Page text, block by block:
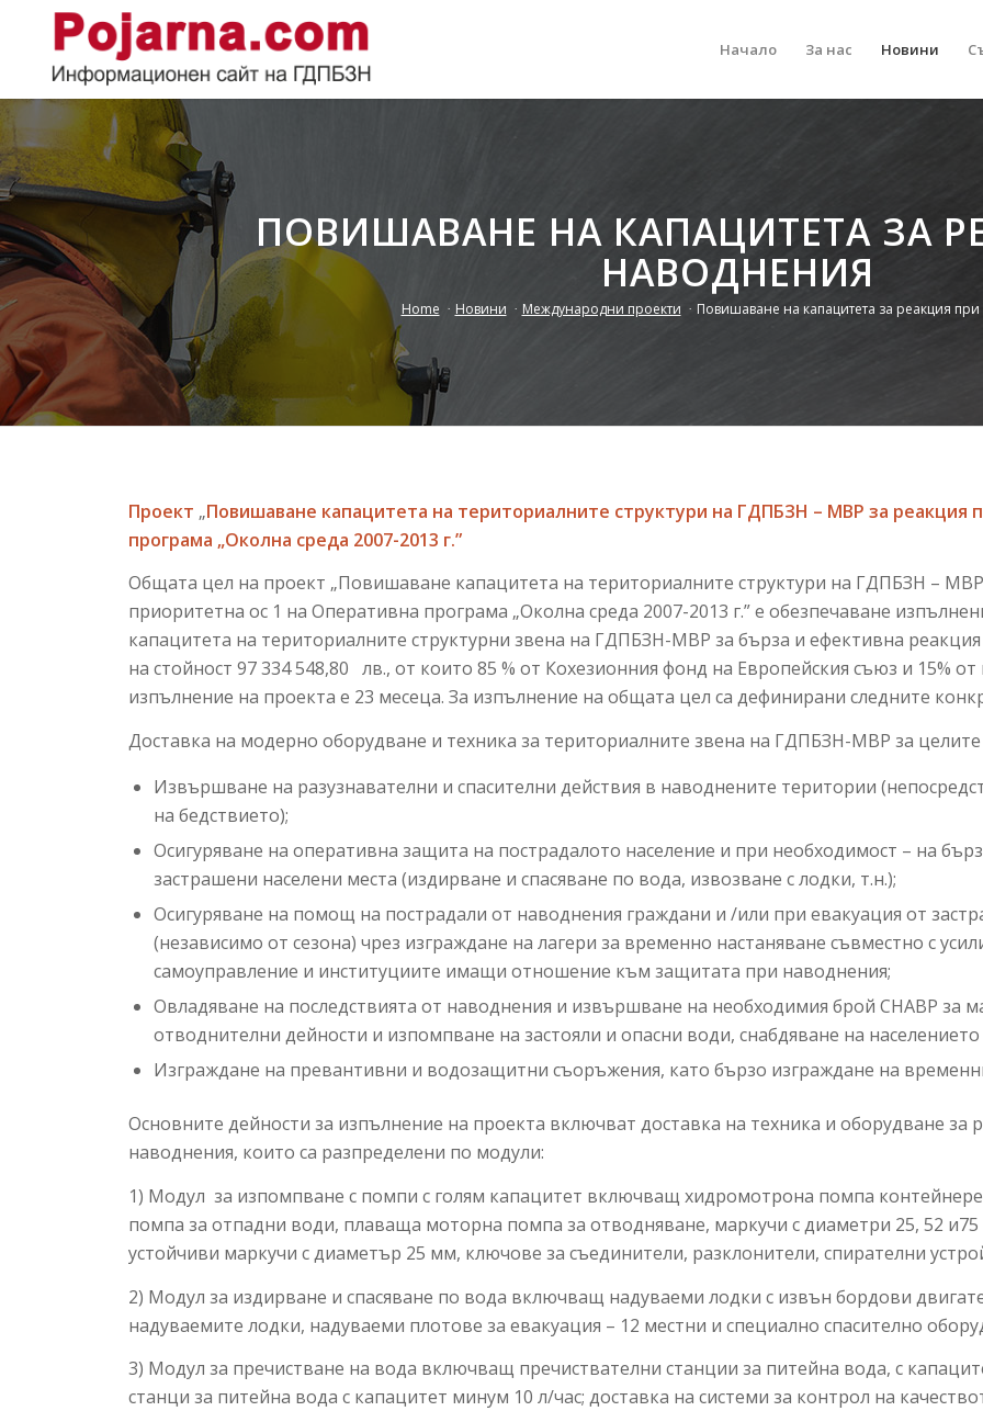
Начало За нас Новини
ПОВИШАВАНЕ НА КАПАЦИТЕТА ЗА
НАВОДНЕНИЯ
Home / Новини / Международни проекти / Повишаване на капацитета за реакция
Проект „Повишаване капацитета на териториалните структури на ГДПБЗН – МВР за реакция
програма „Околна среда 2007-2013 г.”
Общата цел на проект „Повишаване капацитета на териториалните структури на ГДПБЗН –
приоритетна ос 1 на Оперативна програма „Околна среда 2007-2013 г.” е обезпечаване
капацитета на териториалните структурни звена на ГДПБЗН-МВР за бърза и ефективна
на стойност 97 334 548,80 лв., от които 85 % от Кохезионния фонд на Европейския съюз и 15%
изпълнение на проекта е 23 месеца. За изпълнение на общата цел са дефинирани следните
Доставка на модерно оборудване и техника за териториалните звена на ГДПБЗН-МВР за целите
Извършване на разузнавателни и спасителни действия в наводнените територии
на бедствието);
Осигуряване на оперативна защита на пострадалото население и при необходимост – на
застрашени населени места (издирване и спасяване по вода, извозване с лодки, т.н.);
Осигуряване на помощ на пострадали от наводнения граждани и /или при евакуация от
(независимо от сезона) чрез изграждане на лагери за временно настаняване съвместно с
самоуправление и институциите имащи отношение към защитата при наводнения;
Овладяване на последствията от наводнения и извършване на необходимия брой СНАВР за
отводнителни дейности и изпомпване на застояли и опасни води, снабдяване на
Изграждане на превантивни и водозащитни съоръжения, като бързо изграждане на
Основните дейности за изпълнение на проекта включват доставка на техника и оборудване
наводнения, които са разпределени по модули:
1) Модул за изпомпване с помпи с голям капацитет включващ хидромотрона помпа
помпа за отпадни води, плаваща моторна помпа за отводняване, маркучи с диаметри 25, 52
устойчиви маркучи с диаметър 25 мм, ключове за съединители, разклонители, спирателни
2) Модул за издирване и спасяване по вода включващ надуваеми лодки с извън бордови
надуваемите лодки, надуваеми плотове за евакуация – 12 местни и специално спасително
3) Модул за пречистване на вода включващ пречиствателни станции за питейна вода, с
станци за питейна вода с капацитет минум 10 л/час; доставка на системи за контрол на